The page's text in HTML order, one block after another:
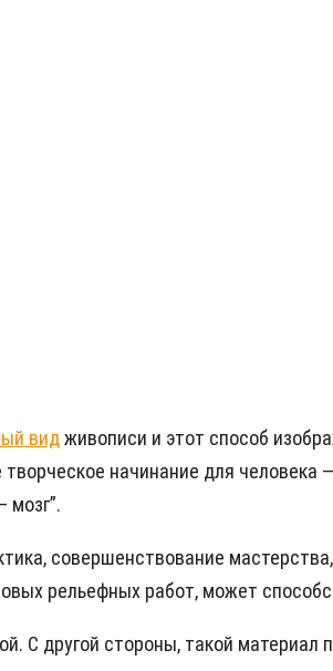
видживописи и этот способ
начинание для человека
мозг”.
совершенствование
рельефных работ, может
С другой стороны, такой